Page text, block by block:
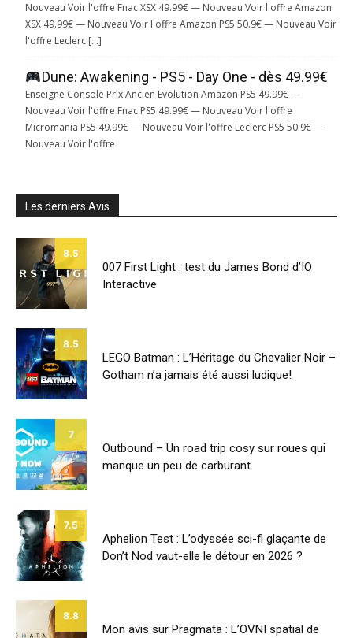
Nouveau Voir l'offre Fnac XSX 49.99€ — Nouveau Voir l'offre Amazon
XSX 49.99€ — Nouveau Voir l'offre Amazon PS5 50.9€ — Nouveau Voir
l'offre Leclerc […]
Dune: Awakening - PS5 - Day One - dès 49.99€
Enseigne Console Prix Ancien Evolution Amazon PS5 49.99€ —
Nouveau Voir l'offre Fnac PS5 49.99€ — Nouveau Voir l'offre
Micromania PS5 49.99€ — Nouveau Voir l'offre Leclerc PS5 50.9€ —
Nouveau Voir l'offre
Les derniers Avis
8.5
007 First Light : test du James Bond d’IO
Interactive
8.5
LEGO Batman : L’Héritage du Chevalier Noir –
Gotham n’a jamais été aussi ludique!
7
Outbound – Un road trip cosy sur roues qui
manque un peu de carburant
7.5
Aphelion Test : L’odyssée sci-fi glaçante de
Don’t Nod vaut-elle le détour en 2026 ?
8.8
Mon avis sur Pragmata : L’OVNI spatial de